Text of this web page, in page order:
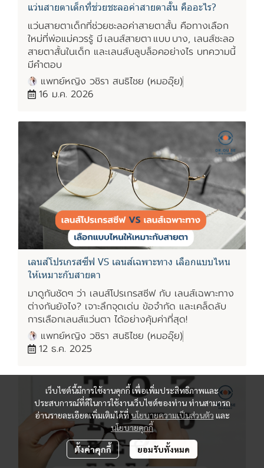
แว่นสายตาเด็กที่ช่วยชะลอค่าสายตาสั้น คืออะไร?
แว่นสายตาเด็กที่ช่วยชะลอค่าสายตาสั้น คือทางเลือก
ใหม่ที่พ่อแม่ควรรู้ มี เลนส์สายตา แบบ บาง, เลนส์ชะลอ
สายตาสั้นในเด็ก และเลนส์บลูบล็อคอย่างไร บทความนี้
มีคำตอบ
แพทย์หญิง วชิรา สนธิไชย (หมออุ๊ย)
16 ม.ค. 2026
เลนส์โปรเกรสซีฟ VS เลนส์เฉพาะทาง เลือกแบบไหน
ให้เหมาะกับสายตา
มาดูกันชัดๆ ว่า เลนส์โปรเกรสซีฟ กับ เลนส์เฉพาะทาง
ต่างกันยังไง? เจาะลึกจุดเด่น ข้อจำกัด และเคล็ดลับ
การเลือกเลนส์แว่นตา ได้อย่างคุ้มค่าที่สุด!
แพทย์หญิง วชิรา สนธิไชย (หมออุ๊ย)
12 ธ.ค. 2025
เว็บไซต์นี้มีการใช้งานคุกกี้ เพื่อเพิ่มประสิทธิภาพและ
ประสบการณ์ที่ดีในการใช้งานเว็บไซต์ของท่าน ท่านสามารถ
อ่านรายละเอียดเพิ่มเติมได้ที่นโยบายความเป็นส่วนตัว และ
นโยบายคุกกี้
ตั้งค่าคุกกี้ ยอมรับทั้งหมด